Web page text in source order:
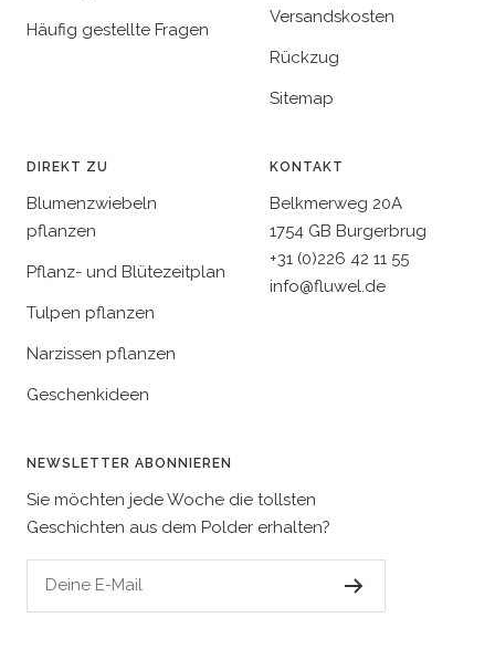
Häufig gestellte Fragen
Versandskosten
Rückzug
Sitemap
DIREKT ZU
Blumenzwiebeln
pflanzen
Pflanz- und Blütezeitplan
Tulpen pflanzen
Narzissen pflanzen
Geschenkideen
KONTAKT
Belkmerweg 20A
1754 GB Burgerbrug
+31 (0)226 42 11 55
info@fluwel.de
NEWSLETTER ABONNIEREN
Sie möchten jede Woche die tollsten
Geschichten aus dem Polder erhalten?
Deine E-Mail